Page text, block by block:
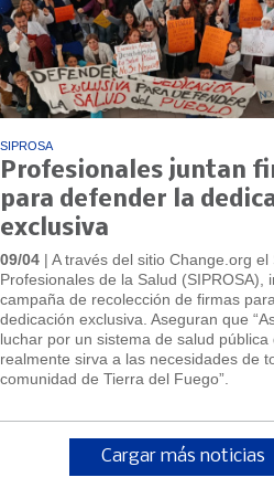
SIPROSA
Profesionales juntan
para defender la
exclusiva
09/04 | A través del sitio Change.org el
Profesionales de la Salud (SIPROSA),
campaña de recolección de firmas
dedicación exclusiva. Aseguran que
luchar por un sistema de salud pública
realmente sirva a las necesidades de
comunidad de Tierra del Fuego”.
Cargar más noticias